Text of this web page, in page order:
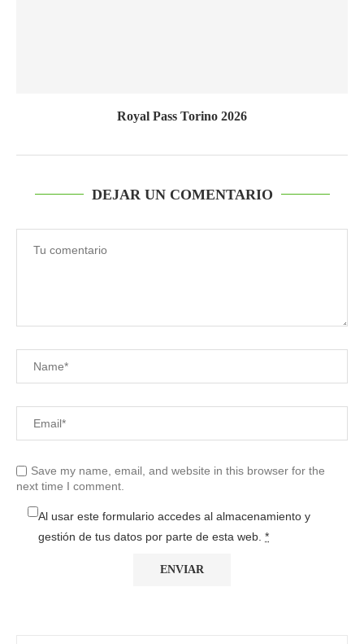
Royal Pass Torino 2026
DEJAR UN COMENTARIO
Save my name, email, and website in this browser for the
next time I comment.
Al usar este formulario accedes al almacenamiento y
gestión de tus datos por parte de esta web. *